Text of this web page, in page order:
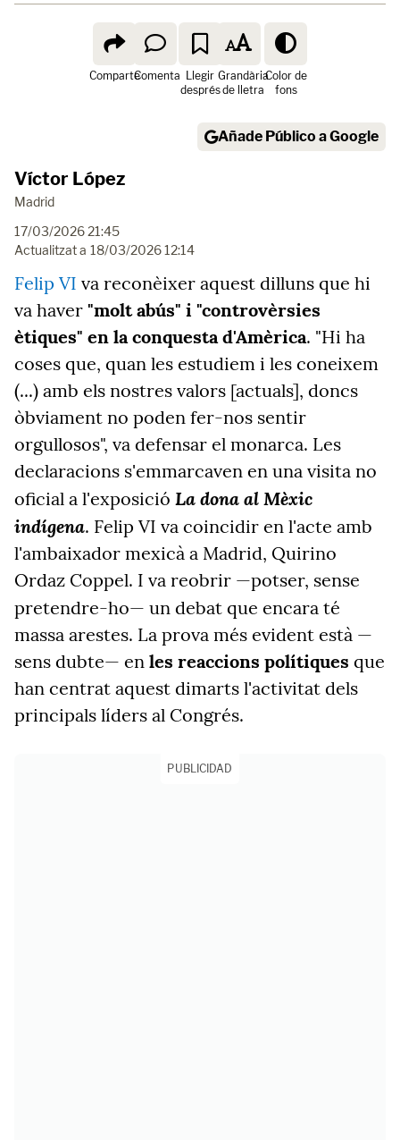
ComparteComenta Llegir
després
Grandària
de lletra
Color de
fons
Añade Público a Google
Víctor López
Madrid
17/03/2026 21:45
Actualitzat a 18/03/2026 12:14
Felip VI va reconèixer aquest dilluns que hi
va haver "molt abús" i "controvèrsies
ètiques" en la conquesta d'Amèrica. "Hi ha
coses que, quan les estudiem i les coneixem
(...) amb els nostres valors [actuals], doncs
òbviament no poden fer-nos sentir
orgullosos", va defensar el monarca. Les
declaracions s'emmarcaven en una visita no
oficial a l'exposició La dona al Mèxic
indígena. Felip VI va coincidir en l'acte amb
l'ambaixador mexicà a Madrid, Quirino
Ordaz Coppel. I va reobrir —potser, sense
pretendre-ho— un debat que encara té
massa arestes. La prova més evident està —
sens dubte— en les reaccions polítiques que
han centrat aquest dimarts l'activitat dels
principals líders al Congrés.
PUBLICIDAD